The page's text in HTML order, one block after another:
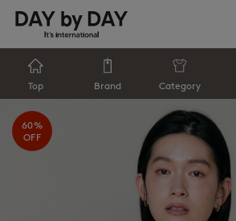
Top Brand Category
60%
OFF